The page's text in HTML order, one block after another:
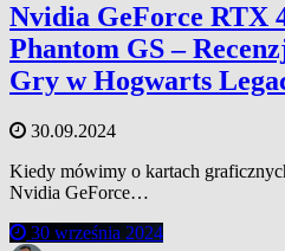
Nvidia GeForce RTX
Phantom GS –
Gry w Hogwarts
30.09.2024
Kiedy mówimy o kartach
Nvidia GeForce…
30 września 2024